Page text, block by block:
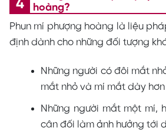
hoàng?
Phun mí phượng hoàng là liệu
định dành cho những đối tượng
Những người có đôi mắt
mắt nhỏ và mí mắt dày
Những người mắt một mí,
cân đối làm ảnh hưởng tới